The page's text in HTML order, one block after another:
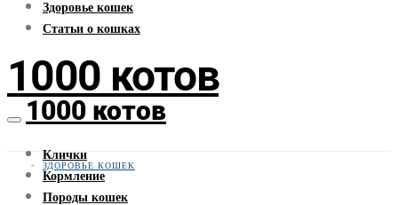
Здоровье кошек
Статьи о кошках
1000 котов
1000 котов
Клички
Кормление
Породы кошек
ЗДОРОВЬЕ КОШЕК